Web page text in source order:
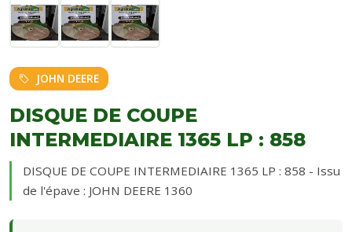
JOHN DEERE
DISQUE DE COUPE
INTERMEDIAIRE 1365 LP : 858
DISQUE DE COUPE INTERMEDIAIRE 1365 LP : 858 - Issu
de l'épave : JOHN DEERE 1360